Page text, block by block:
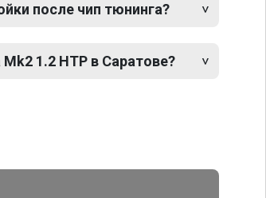
после чип тюнинга?
1.2 HTP в Саратове?